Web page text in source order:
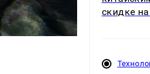
скидке